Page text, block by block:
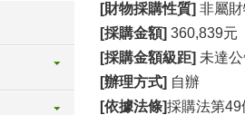
[財物採購性質] 非屬
[採購金額] 360,839元
[採購金額級距] 未達
[辦理方式] 自辦
[依據法條]採購法第49